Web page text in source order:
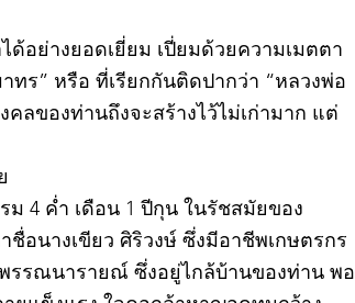
อย่างยอดเยี่ยม เปี่ยมด้วยความเมตตา
ร” หรือ ที่เรียกกันติดปากว่า “หลวงพ่อ
ลของท่านถึงจะสร้างไว้ไม่เก่ามาก แต่
ม 4 ค่ำ เดือน 1 ปีกุน ในรัชสมัยของ
อนางเขียว ศิริวงษ์ ซึ่งมีอาชีพเกษตรกร
รรณนารายณ์ ซึ่งอยู่ไกล้บ้านของท่าน พอ